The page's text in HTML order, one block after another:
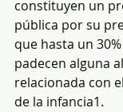
constituyen un
pública por su
que hasta un
padecen alguna
relacionada con
de la infancia1.